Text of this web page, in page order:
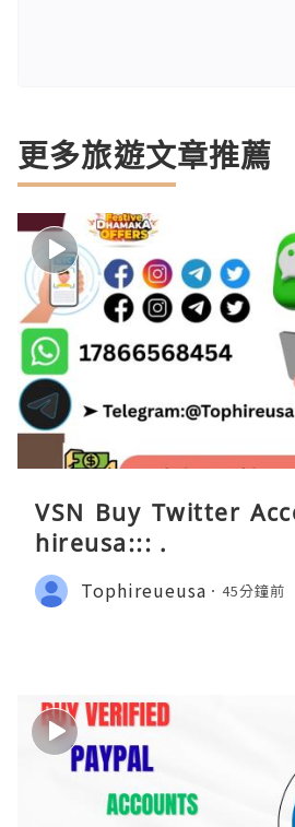
更多旅遊文章推薦
VSN Buy Twitter
hireusa::: .
Tophireueusa 45分鐘前